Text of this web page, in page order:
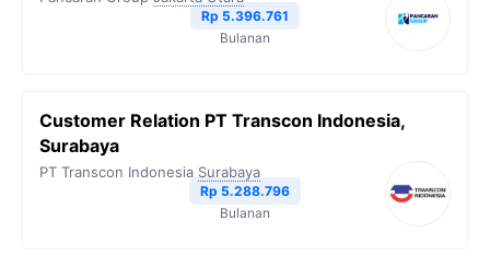
Rp 5.396.761
Bulanan
Customer Relation PT Transcon Indonesia,
Surabaya
PT Transcon Indonesia Surabaya
Rp 5.288.796
Bulanan